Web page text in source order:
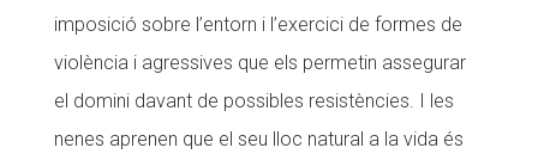
imposició sobre l’entorn i l’exercici de formes de
violència i agressives que els permetin assegurar
el domini davant de possibles resistències. I les
nenes aprenen que el seu lloc natural a la vida és